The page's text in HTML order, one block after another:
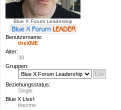
Blue X Forum Leadership
Benutzername:
theXME
Alter:
38
Gruppen:
Beziehungsstatus:
Single
Blue X Live!:
thexme